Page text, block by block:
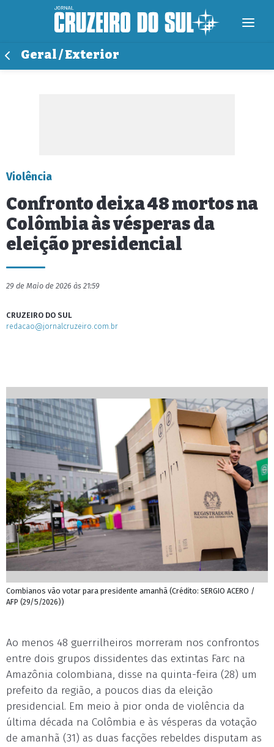
Geral / Exterior
Violência
Confronto deixa 48 mortos na
Colômbia às vésperas da
eleição presidencial
29 de Maio de 2026 às 21:59
CRUZEIRO DO SUL
redacao@jornalcruzeiro.com.br
Combianos vão votar para presidente amanhã (Crédito: SERGIO ACERO /
AFP (29/5/2026))
Ao menos 48 guerrilheiros morreram nos confrontos
entre dois grupos dissidentes das extintas Farc na
Amazônia colombiana, disse na quinta-feira (28) um
prefeito da região, a poucos dias da eleição
presidencial. Em meio à pior onda de violência da
última década na Colômbia e às vésperas da votação
de amanhã (31) as duas facções rebeldes disputam as